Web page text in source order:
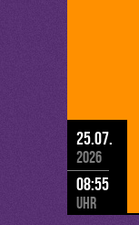
25.07.
2026
08:55
Uhr